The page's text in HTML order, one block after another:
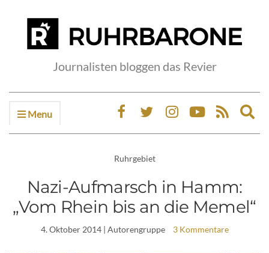
Journalisten bloggen das Revier
Menu
Ruhrgebiet
Nazi-Aufmarsch in Hamm:
„Vom Rhein bis an die Memel“
4. Oktober 2014| Autorengruppe 3 Kommentare